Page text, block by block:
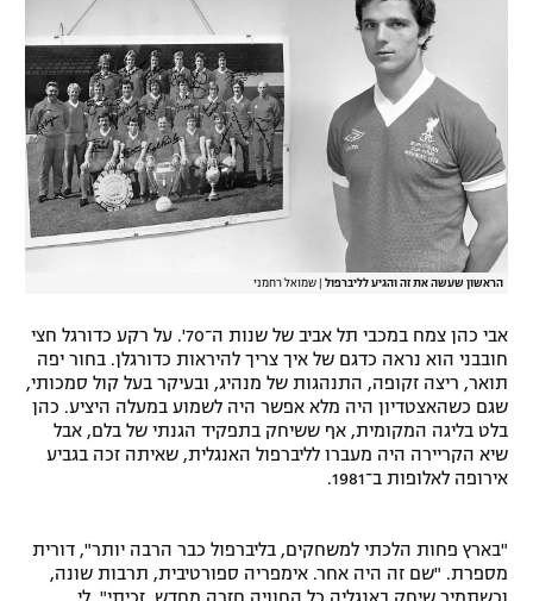
הראשון שעשה את זה והגיע לליברפול שמואל רחמני
אבי כהן צמח במכבי תל אביב של שנות ה־70'. על רקע כדורגל חצי
חובבני הוא נראה כדגם של איך צריך להיראות כדורגלן. בחור יפה
תואר, ריצה זקופה, התנהגות של מנהיג, ובעיקר בעל קול סמכותי,
שגם כשהאצטדיון היה מלא אפשר היה לשמוע במעלה היציע. כהן
בלט בליגה המקומית, אף ששיחק בתפקיד הגנתי של בלם, אבל
שיא הקריירה היה מעברו לליברפול האנגלית, שאיתה זכה בגביע
אירופה לאלופות ב־1981.
"בארץ פחות הלכתי למשחקים, בליברפול כבר הרבה יותר", דורית
מספרת. "שם זה היה אחר. אימפריה ספורטיבית, תרבות שונה,
וכשתמיר שיחק באנגליה כל החוויה חזרה מחדש. זכיתי". לי,